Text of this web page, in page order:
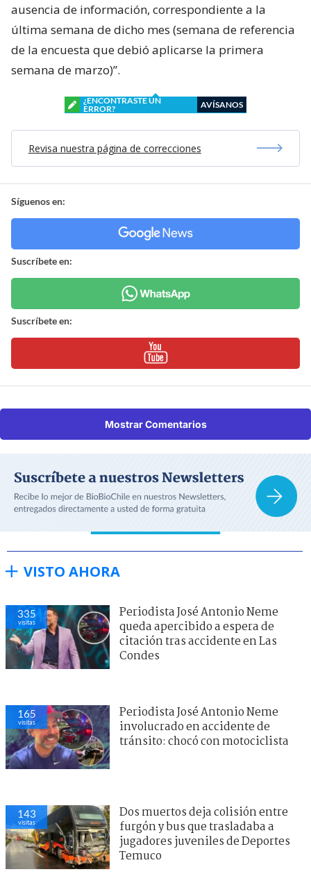
ausencia de información, correspondiente a la
última semana de dicho mes (semana de referencia
de la encuesta que debió aplicarse la primera
semana de marzo)”.
¿ENCONTRASTE UN
ERROR?
AVÍSANOS
Revisa nuestra página de correcciones
Síguenos en:
Suscríbete en:
Suscríbete en:
Mostrar Comentarios
VISTO AHORA
335
visitas
Periodista José Antonio Neme
queda apercibido a espera de
citación tras accidente en Las
Condes
165
visitas
Periodista José Antonio Neme
involucrado en accidente de
tránsito: chocó con motociclista
143
visitas
Dos muertos deja colisión entre
furgón y bus que trasladaba a
jugadores juveniles de Deportes
Temuco